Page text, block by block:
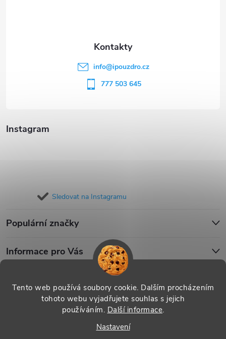
Tento web používá soubory cookie. Dalším procházením
tohoto webu vyjadřujete souhlas s jejich
používáním. Další informace.
Nastavení
Instagram
Sledovat na Instagramu
Populární značky
Informace pro Vás
info@ipouzdro.cz
777 503 645
Copyright 2026 . Všechna práva vyhrazena.
nastavení cookies